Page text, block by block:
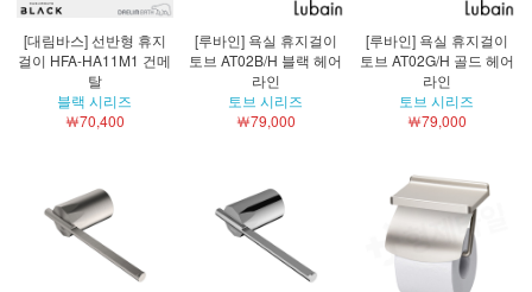
[대림바스] 선반형 휴지
걸이 HFA-HA11M1 건메
탈
블랙 시리즈
￦70,400
[루바인] 욕실 휴지걸이
토브 AT02B/H 블랙 헤어
라인
토브 시리즈
￦79,000
[루바인] 욕실 휴지걸이
토브 AT02G/H 골드 헤어
라인
토브 시리즈
￦79,000